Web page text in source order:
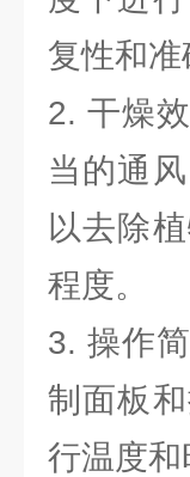
复性和准
2. 干燥
当的通
以去除
程度。
3. 操作
制面板
行温度